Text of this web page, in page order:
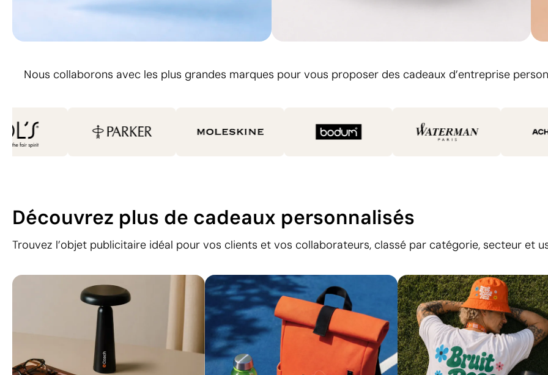
Pratiques, visibles, inoubliables
Tote Bags publicitaires
Logo affiché. Journée assurée
Nous collaborons avec les plus grandes marques pour vous proposer des cadeaux d’entreprise
Découvrez plus de cadeaux personnalisés
Trouvez l’objet publicitaire idéal pour vos clients et vos collaborateurs, classé par catégorie, secteur et